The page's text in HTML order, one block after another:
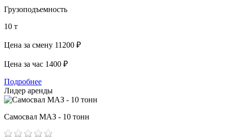
Грузоподъемность
10 т
Цена за смену 11200 ₽
Цена за час 1400 ₽
Подробнее
Лидер аренды
Самосвал МАЗ - 10 тонн